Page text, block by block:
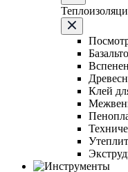
Клей